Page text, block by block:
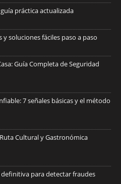
práctica actualizada
soluciones fáciles paso a paso
Guía Completa de Seguridad
7 señales básicas y el método
Cultural y Gastronómica
para detectar fraudes